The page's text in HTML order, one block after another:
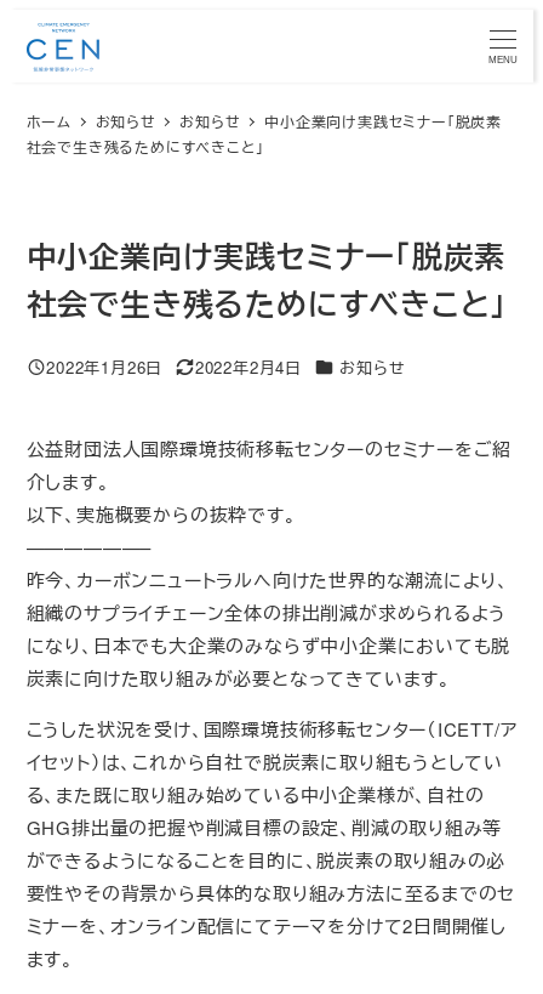
MENU
ホーム お知らせ お知らせ
中小企業向け実践セミナー「脱炭素
社会で生き残るためにすべきこと」
中小企業向け実践セミナー「脱炭素
社会で生き残るためにすべきこと」
投稿日
2022年1月26日
更新日
2022年2月4日 カテゴリー
お知らせ
公益財団法人国際環境技術移転センターのセミナーをご紹
介します。
以下、実施概要からの抜粋です。
——————–
昨今、カーボンニュートラルへ向けた世界的な潮流により、
組織のサプライチェーン全体の排出削減が求められるよう
になり、日本でも大企業のみならず中小企業においても脱
炭素に向けた取り組みが必要となってきています。
こうした状況を受け、国際環境技術移転センター（ICETT/ア
イセット）は、これから自社で脱炭素に取り組もうとしてい
る、また既に取り組み始めている中小企業様が、自社の
GHG排出量の把握や削減目標の設定、削減の取り組み等
ができるようになることを目的に、脱炭素の取り組みの必
要性やその背景から具体的な取り組み方法に至るまでのセ
ミナーを、オンライン配信にてテーマを分けて2日間開催し
ます。